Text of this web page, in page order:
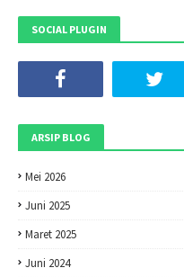
SOCIAL PLUGIN
ARSIP BLOG
Mei 2026
Juni 2025
Maret 2025
Juni 2024